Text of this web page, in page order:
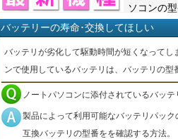
ソコンの
バッテリーの寿命･交換してほしい
バッテリが劣化して駆動時間が短くなって
ンで使用しているバッテリは、バッテリの型
ノートパソコンに添付されているバッ
製品によって利用可能なバッテリパッ
互換バッテリの型番をを確認する方法。